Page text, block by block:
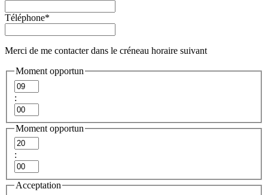
Téléphone*
Merci de me contacter dans le créneau horaire suivant
Moment opportun
Heures
:
Minutes
Moment opportun
Heures
:
Minutes
Acceptation